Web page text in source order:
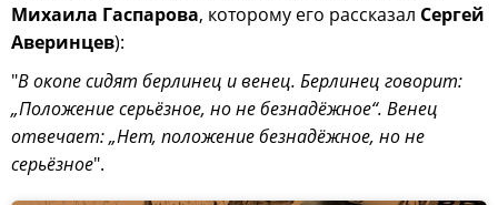
Михаила Гаспарова, которому его рассказал Сергей
Аверинцев):
"В окопе сидят берлинец и венец. Берлинец говорит:
„Положение серьёзное, но не безнадёжное“. Венец
отвечает: „Нет, положение безнадёжное, но не
серьёзное".